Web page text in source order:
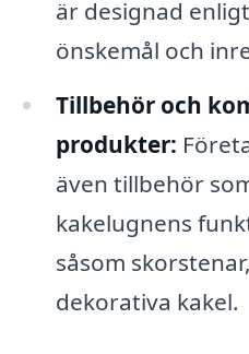
är designad
önskemål och
Tillbehör och
produkter:
även tillbehör
kakelugnens
såsom
dekorativa kakel.